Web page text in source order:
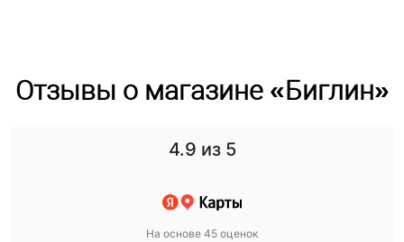
Отзывы о магазине «Биглин»
4.9 из 5
На основе 45 оценок